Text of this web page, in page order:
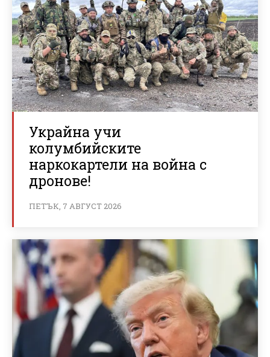
Украйна учи
колумбийските
наркокартели на война с
дронове!
ПЕТЪК, 7 АВГУСТ 2026